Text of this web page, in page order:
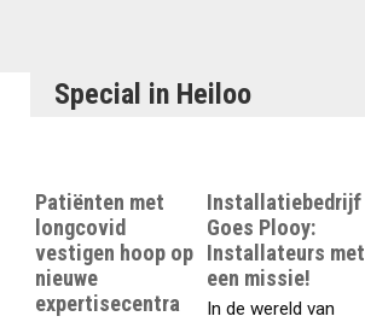
Special in Heiloo
Patiënten met
longcovid
vestigen hoop op
nieuwe
expertisecentra
Installatiebedrijf
Goes Plooy:
Installateurs met
een missie!
In de wereld van